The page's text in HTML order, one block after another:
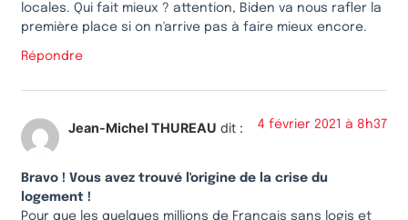
locales. Qui fait mieux ? attention, Biden va nous rafler la
première place si on n'arrive pas à faire mieux encore.
Répondre
Jean-Michel THUREAU dit : 4 février 2021 à 8h37
Bravo ! Vous avez trouvé l'origine de la crise du
logement !
Pour que les quelques millions de Français sans logis et